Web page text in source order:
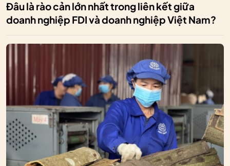
Đâu là rào cản lớn nhất trong liên kết giữa
doanh nghiệp FDI và doanh nghiệp Việt Nam?